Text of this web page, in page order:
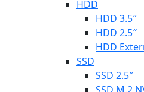
HDD
HDD 3.5″
HDD 2.5″
HDD
SSD
SSD 2.5″